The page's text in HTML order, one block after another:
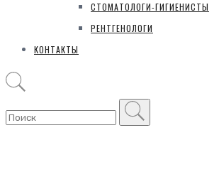
СТОМАТОЛОГИ-ГИГИЕНИСТЫ
РЕНТГЕНОЛОГИ
КОНТАКТЫ